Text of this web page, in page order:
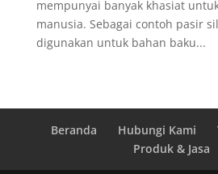
mempunyai banyak khasiat
manusia. Sebagai contoh pasir
digunakan untuk bahan baku...
Beranda Hubungi Kami
Produk & Jasa